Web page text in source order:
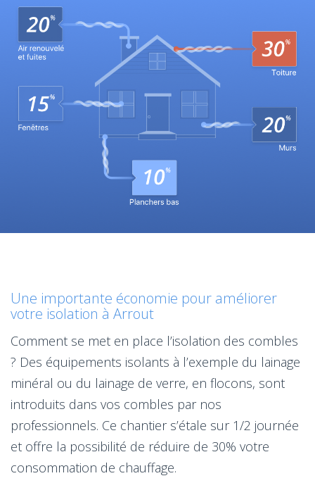
Une importante économie pour améliorer
votre isolation à Arrout
Comment se met en place l’isolation des combles
? Des équipements isolants à l’exemple du lainage
minéral ou du lainage de verre, en flocons, sont
introduits dans vos combles par nos
professionnels. Ce chantier s’étale sur 1/2 journée
et offre la possibilité de réduire de 30% votre
consommation de chauffage.